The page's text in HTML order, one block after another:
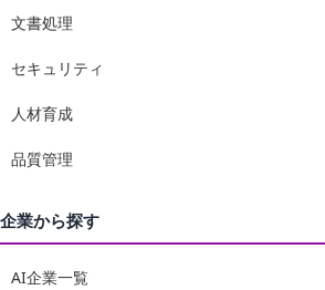
文書処理
セキュリティ
人材育成
品質管理
企業から探す
AI企業一覧